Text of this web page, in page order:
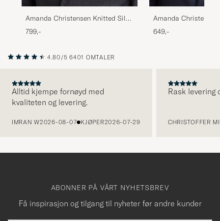
Amanda Christensen Knitted Silk
Tie 6 cm Black
799,-
Amanda
Classic Tie 8 cm
649,-
4.80/5 6401 OMTALER
Alltid kjempe fornøyd med
kvaliteten og levering.
IMRAN W2026-08-07 KJØPER2026-07-29
Rask levering
CHRISTOFFER
ABONNER PÅ VÅRT NYHETSBREV
Få inspirasjon og tilgang til nyheter før andre kunder